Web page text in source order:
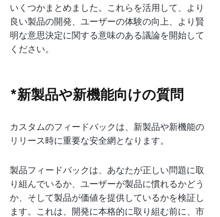
いくつかまとめました。これらを活用して、より
良い製品の開発、ユーザーの体験の向上、より賢
明な意思決定に関する意味のある議論を開始して
ください。
*新製品や新機能向けの質問
カスタムのフィードバックは、新製品や新機能の
リリース時に重要な安全網となります。
製品フィードバックは、あなたが正しい問題に取
り組んでいるか、ユーザーが製品に慣れるかどう
か、そして製品が価値を提供しているかを検証し
ます。これは、開発に本格的に取り組む前に、市